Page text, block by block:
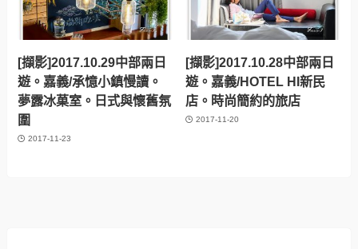
[擷影]2017.10.29中部兩日
遊。嘉義/承憶小鎮慢讀。
夢露冰菓室。日式與懷舊氛
圍
2017-11-23
[擷影]2017.10.28中部兩日
遊。嘉義/HOTEL HI新民
店。時尚簡約的旅店
2017-11-20